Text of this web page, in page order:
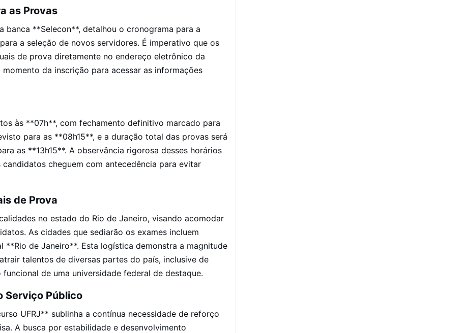
as Provas
**Selecon**, detalhou o cronograma para a
a seleção de novos servidores. É imperativo que os
de prova diretamente no endereço eletrônico da
da inscrição para acessar as informações
às **07h**, com fechamento definitivo marcado para
para as **08h15**, e a duração total das provas será
as **13h15**. A observância rigorosa desses horários
cheguem com antecedência para evitar
de Prova
no estado do Rio de Janeiro, visando acomodar
As cidades que sediarão os exames incluem
de Janeiro**. Esta logística demonstra a magnitude
talentos de diversas partes do país, inclusive de
de uma universidade federal de destaque.
Serviço Público
UFRJ** sublinha a contínua necessidade de reforço
A busca por estabilidade e desenvolvimento